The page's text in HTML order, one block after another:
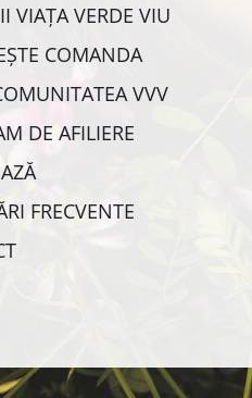
VIAȚA VERDE VIU
COMANDA
VVV
DE AFILIERE
FRECVENTE